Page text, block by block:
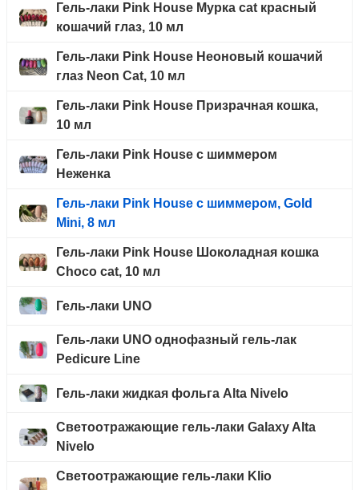
Гель-лаки Pink House Мурка cat красный
кошачий глаз, 10 мл
Гель-лаки Pink House Неоновый кошачий
глаз Neon Cat, 10 мл
Гель-лаки Pink House Призрачная кошка,
10 мл
Гель-лаки Pink House с шиммером
Неженка
Гель-лаки Pink House с шиммером, Gold
Mini, 8 мл
Гель-лаки Pink House Шоколадная кошка
Choco cat, 10 мл
Гель-лаки UNO
Гель-лаки UNO однофазный гель-лак
Pedicure Line
Гель-лаки жидкая фольга Alta Nivelo
Светоотражающие гель-лаки Galaxy Alta
Nivelo
Светоотражающие гель-лаки Klio